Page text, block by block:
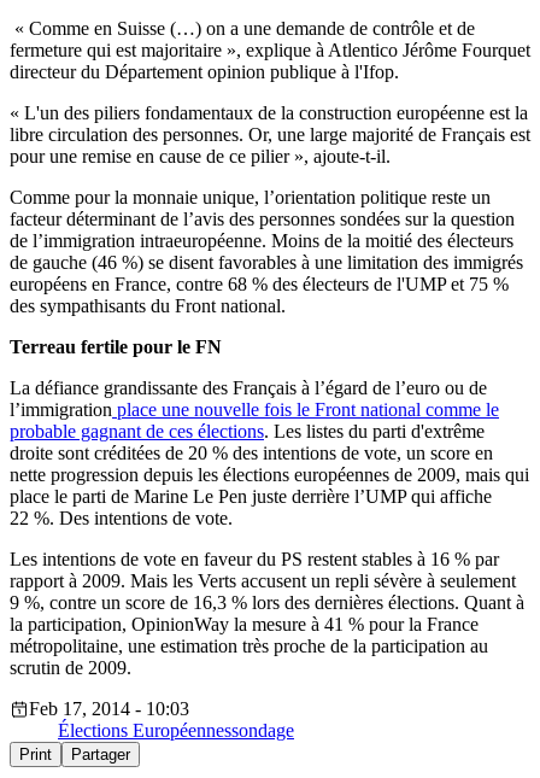
« Comme en Suisse (…) on a une demande de contrôle et de
fermeture qui est majoritaire », explique à Atlentico Jérôme Fourquet
directeur du Département opinion publique à l'Ifop.
« L'un des piliers fondamentaux de la construction européenne est la
libre circulation des personnes. Or, une large majorité de Français est
pour une remise en cause de ce pilier », ajoute-t-il.
Comme pour la monnaie unique, l’orientation politique reste un
facteur déterminant de l’avis des personnes sondées sur la question
de l’immigration intraeuropéenne. Moins de la moitié des électeurs
de gauche (46 %) se disent favorables à une limitation des immigrés
européens en France, contre 68 % des électeurs de l'UMP et 75 %
des sympathisants du Front national.
Terreau fertile pour le FN
La défiance grandissante des Français à l’égard de l’euro ou de
l’immigration place une nouvelle fois le Front national comme le
probable gagnant de ces élections. Les listes du parti d'extrême
droite sont créditées de 20 % des intentions de vote, un score en
nette progression depuis les élections européennes de 2009, mais qui
place le parti de Marine Le Pen juste derrière l’UMP qui affiche
22 %. Des intentions de vote.
Les intentions de vote en faveur du PS restent stables à 16 % par
rapport à 2009. Mais les Verts accusent un repli sévère à seulement
9 %, contre un score de 16,3 % lors des dernières élections. Quant à
la participation, OpinionWay la mesure à 41 % pour la France
métropolitaine, une estimation très proche de la participation au
scrutin de 2009.
Feb 17, 2014 - 10:03
Élections Européennessondage
Print Partager